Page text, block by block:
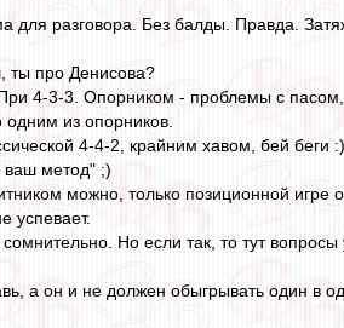
для разговора. Без балды. Правда.
ты про Денисова?
4-3-3. Опорником - проблемы с
из опорников.
4-4-2, крайним хавом, бей беги :)
ваш метод" ;)
можно, только позиционной игре
успевает.
Но если так, то тут вопросы
а он и не должен обыгрывать один в